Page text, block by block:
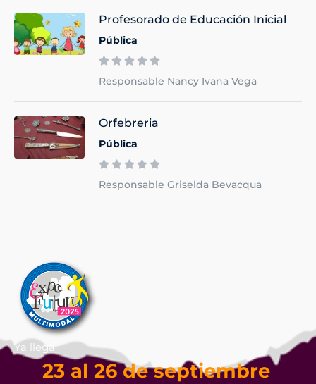
Profesorado de Educación Inicial
Pública
Responsable Nancy Ivana Vega
Orfebreria
Pública
Responsable Griselda Bevacqua
Ya llega
23 al 26 de septiembre